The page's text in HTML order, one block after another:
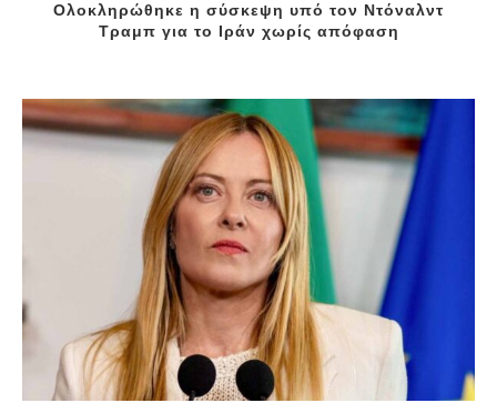
Ολοκληρώθηκε η σύσκεψη υπό τον Ντόναλντ
Τραμπ για το Ιράν χωρίς απόφαση